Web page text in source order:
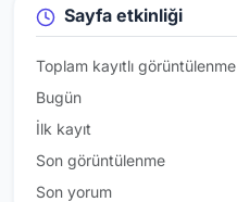
Sayfa etkinliği
Toplam kayıtlı görüntülenme
Bugün
İlk kayıt
Son görüntülenme
Son yorum